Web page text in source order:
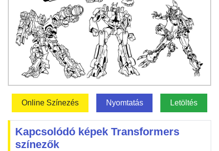
Online Színezés Nyomtatás Letöltés
Kapcsolódó képek Transformers
színezők